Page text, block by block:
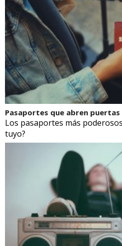
Pasaportes que abren puertas
Los pasaportes más
tuyo?